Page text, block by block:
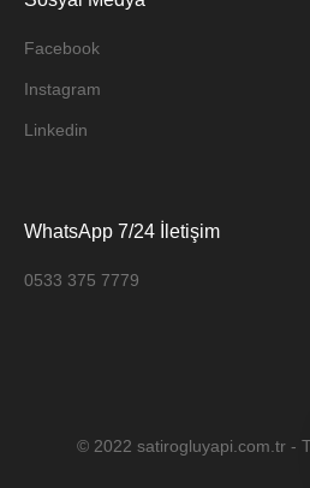
Facebook
Instagram
Linkedin
WhatsApp 7/24 İletişim
0533 375 7779
© 2022 satirogluyapi.com.tr -